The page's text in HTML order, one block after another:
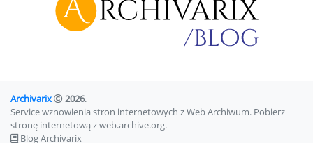
Archivarix 2026.
Service wznowienia stron internetowych z Web Archiwum. Pobierz
stronę internetową z web.archive.org.
Blog Archivarix